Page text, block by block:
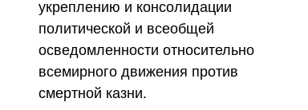
укреплению и консолидации
политической и всеобщей
осведомленности относительно
всемирного движения против
смертной казни.